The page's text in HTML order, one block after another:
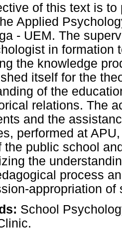
of this text is
Applied
- UEM. The
in formation
the knowledge
itself for the
of the
relations. The
and the
performed at
the public school
the
process
appropriation of
School